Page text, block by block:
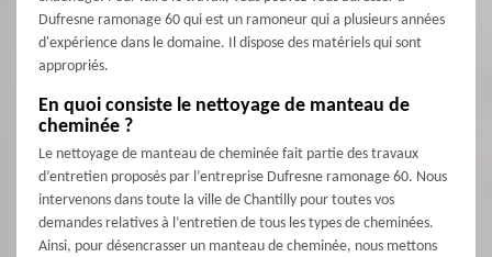
Dufresne ramonage 60 qui est un ramoneur qui a plusieurs années
d'expérience dans le domaine. Il dispose des matériels qui sont
appropriés.
En quoi consiste le nettoyage de manteau de
cheminée ?
Le nettoyage de manteau de cheminée fait partie des travaux
d’entretien proposés par l’entreprise Dufresne ramonage 60. Nous
intervenons dans toute la ville de Chantilly pour toutes vos
demandes relatives à l’entretien de tous les types de cheminées.
Ainsi, pour désencrasser un manteau de cheminée, nous mettons